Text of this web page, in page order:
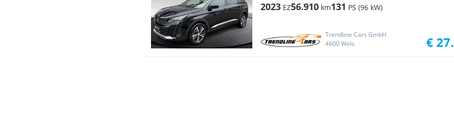
2023 EZ56.910 km131 PS (96 kW)
Trendline Cars GmbH
4600 Wels
€